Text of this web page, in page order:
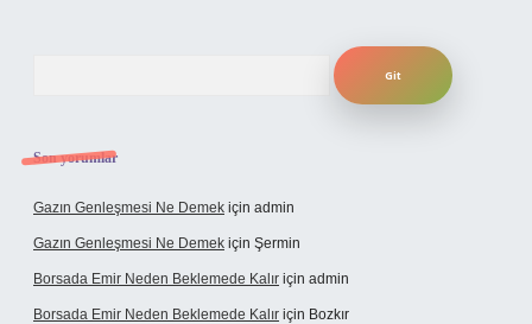
Son yorumlar
Gazın Genleşmesi Ne Demek için admin
Gazın Genleşmesi Ne Demek için Şermin
Borsada Emir Neden Beklemede Kalır için admin
Borsada Emir Neden Beklemede Kalır için Bozkır